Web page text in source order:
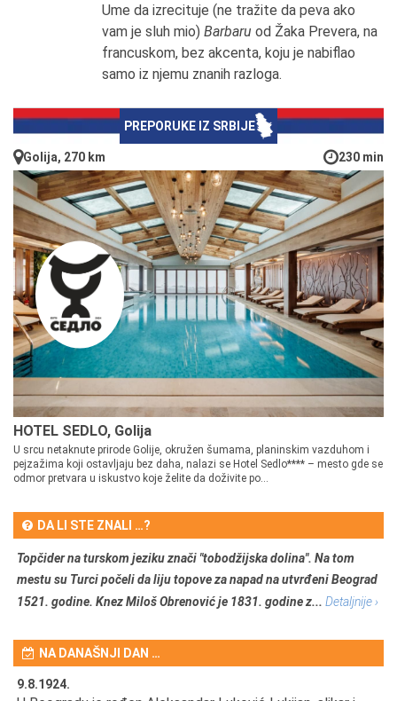
Ume da izrecituje (ne tražite da peva ako
vam je sluh mio) Barbaru od Žaka Prevera, na
francuskom, bez akcenta, koju je nabiflao
samo iz njemu znanih razloga.
PREPORUKE IZ SRBIJE
Golija, 270 km 230 min
HOTEL SEDLO, Golija
U srcu netaknute prirode Golije, okružen šumama, planinskim vazduhom i
pejzažima koji ostavljaju bez daha, nalazi se Hotel Sedlo**** – mesto gde se
odmor pretvara u iskustvo koje želite da doživite po...
DA LI STE ZNALI …?
Topčider na turskom jeziku znači "tobodžijska dolina". Na tom
mestu su Turci počeli da liju topove za napad na utvrđeni Beograd
1521. godine. Knez Miloš Obrenović je 1831. godine z... Detaljnije ›
NA DANAŠNJI DAN …
9.8.1924.